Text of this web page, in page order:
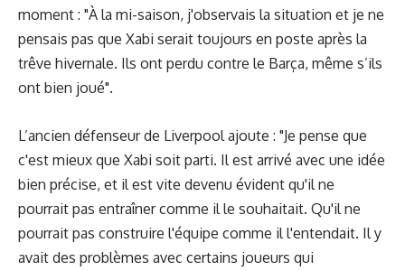
moment : "À la mi-saison, j'observais la situation et je ne
pensais pas que Xabi serait toujours en poste après la
trêve hivernale. Ils ont perdu contre le Barça, même s’ils
ont bien joué".
L’ancien défenseur de Liverpool ajoute : "Je pense que
c'est mieux que Xabi soit parti. Il est arrivé avec une idée
bien précise, et il est vite devenu évident qu'il ne
pourrait pas entraîner comme il le souhaitait. Qu'il ne
pourrait pas construire l'équipe comme il l'entendait. Il y
avait des problèmes avec certains joueurs qui